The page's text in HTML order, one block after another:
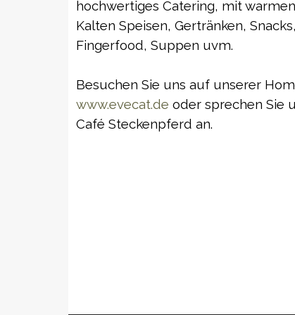
hochwertiges Catering, mit
Kalten Speisen, Gertränken, Snacks,
Fingerfood, Suppen uvm.
Besuchen Sie uns auf unserer
www.evecat.de oder sprechen Sie
Café Steckenpferd an.